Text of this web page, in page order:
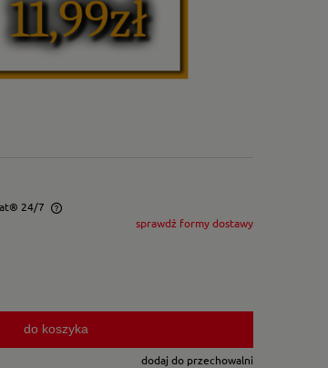
24/7
sprawdź formy dostawy
do koszyka
dodaj do przechowalni